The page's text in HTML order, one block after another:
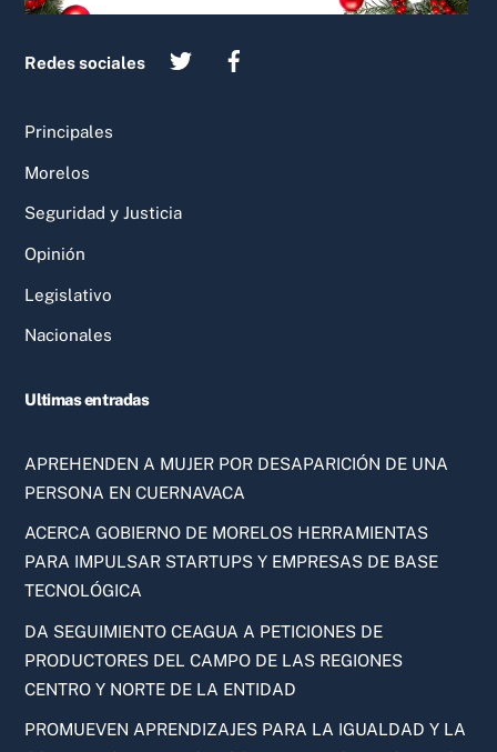
Redes sociales
Principales
Morelos
Seguridad y Justicia
Opinión
Legislativo
Nacionales
Ultimas entradas
APREHENDEN A MUJER POR DESAPARICIÓN DE UNA
PERSONA EN CUERNAVACA
ACERCA GOBIERNO DE MORELOS HERRAMIENTAS
PARA IMPULSAR STARTUPS Y EMPRESAS DE BASE
TECNOLÓGICA
DA SEGUIMIENTO CEAGUA A PETICIONES DE
PRODUCTORES DEL CAMPO DE LAS REGIONES
CENTRO Y NORTE DE LA ENTIDAD
PROMUEVEN APRENDIZAJES PARA LA IGUALDAD Y LA